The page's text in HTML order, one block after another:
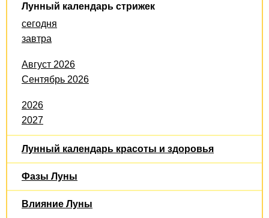
Лунный календарь стрижек
сегодня
завтра
Август 2026
Сентябрь 2026
2026
2027
Лунный календарь красоты и здоровья
Фазы Луны
Влияние Луны